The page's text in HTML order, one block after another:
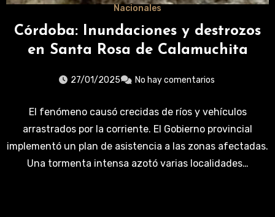
Nacionales
Córdoba: Inundaciones y destrozos
en Santa Rosa de Calamuchita
27/01/2025 No hay comentarios
El fenómeno causó crecidas de ríos y vehículos
arrastrados por la corriente. El Gobierno provincial
implementó un plan de asistencia a las zonas afectadas.
Una tormenta intensa azotó varias localidades…